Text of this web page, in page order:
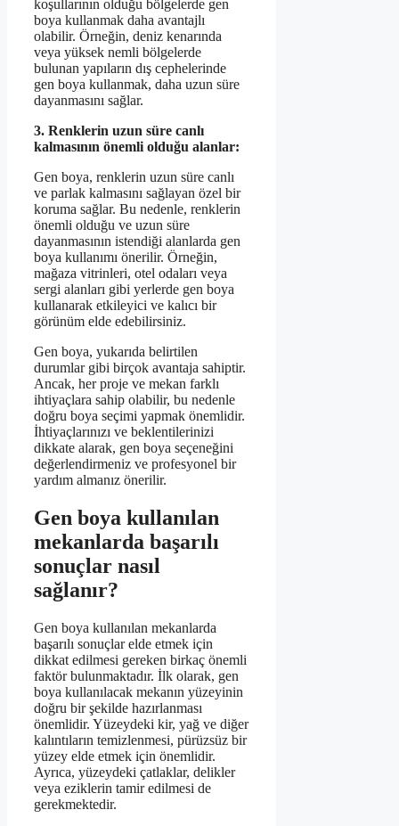
koşullarının olduğu bölgelerde gen
boya kullanmak daha avantajlı
olabilir. Örneğin, deniz kenarında
veya yüksek nemli bölgelerde
bulunan yapıların dış cephelerinde
gen boya kullanmak, daha uzun süre
dayanmasını sağlar.
3. Renklerin uzun süre canlı
kalmasının önemli olduğu alanlar:
Gen boya, renklerin uzun süre canlı
ve parlak kalmasını sağlayan özel bir
koruma sağlar. Bu nedenle, renklerin
önemli olduğu ve uzun süre
dayanmasının istendiği alanlarda gen
boya kullanımı önerilir. Örneğin,
mağaza vitrinleri, otel odaları veya
sergi alanları gibi yerlerde gen boya
kullanarak etkileyici ve kalıcı bir
görünüm elde edebilirsiniz.
Gen boya, yukarıda belirtilen
durumlar gibi birçok avantaja sahiptir.
Ancak, her proje ve mekan farklı
ihtiyaçlara sahip olabilir, bu nedenle
doğru boya seçimi yapmak önemlidir.
İhtiyaçlarınızı ve beklentilerinizi
dikkate alarak, gen boya seçeneğini
değerlendirmeniz ve profesyonel bir
yardım almanız önerilir.
Gen boya kullanılan
mekanlarda başarılı
sonuçlar nasıl
sağlanır?
Gen boya kullanılan mekanlarda
başarılı sonuçlar elde etmek için
dikkat edilmesi gereken birkaç önemli
faktör bulunmaktadır. İlk olarak, gen
boya kullanılacak mekanın yüzeyinin
doğru bir şekilde hazırlanması
önemlidir. Yüzeydeki kir, yağ ve diğer
kalıntıların temizlenmesi, pürüzsüz bir
yüzey elde etmek için önemlidir.
Ayrıca, yüzeydeki çatlaklar, delikler
veya eziklerin tamir edilmesi de
gerekmektedir.